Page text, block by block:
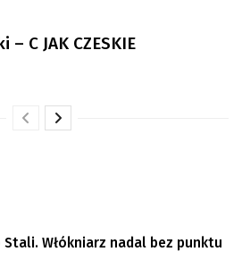
C JAK CZESKIE
Włókniarz nadal bez punktu